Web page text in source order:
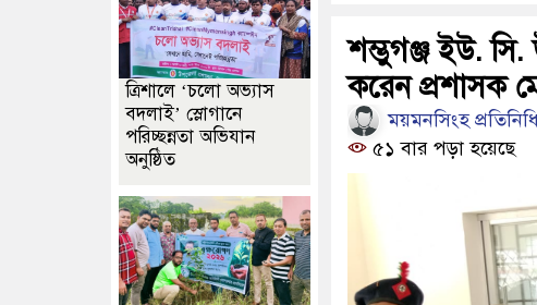
শম্ভুগঞ্জ ইউ.
করেন প্রশাসক
ময়মনসিংহ
৫১ বার পড়া হয়েছে
‎ত্রিশালে ‘চলো অভ্যাস
বদলাই’ স্লোগানে
পরিচ্ছন্নতা অভিযান
অনুষ্ঠিত